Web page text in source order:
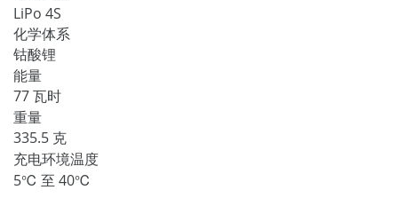
LiPo 4S
化学体系
钴酸锂
能量
77 瓦时
重量
335.5 克
充电环境温度
5℃ 至 40℃